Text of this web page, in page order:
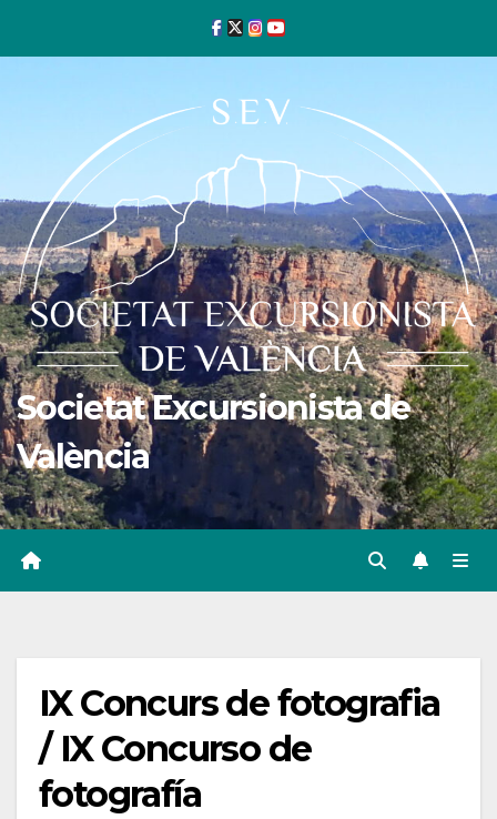
Societat Excursionista de
València
IX Concurs de fotografia
/ IX Concurso de
fotografía